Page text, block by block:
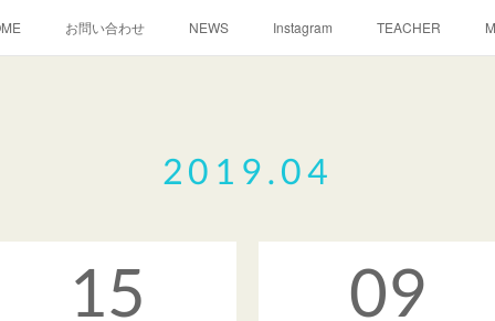
お問い合わせ NEWS Instagram TEACHER
2019.04
15 09